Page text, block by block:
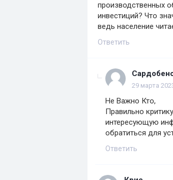
производственных
инвестиций? Что
ведь население
Ответить
29 марта
Не Важно Кто,
Правильно
интересующую
обратиться для
Ответить